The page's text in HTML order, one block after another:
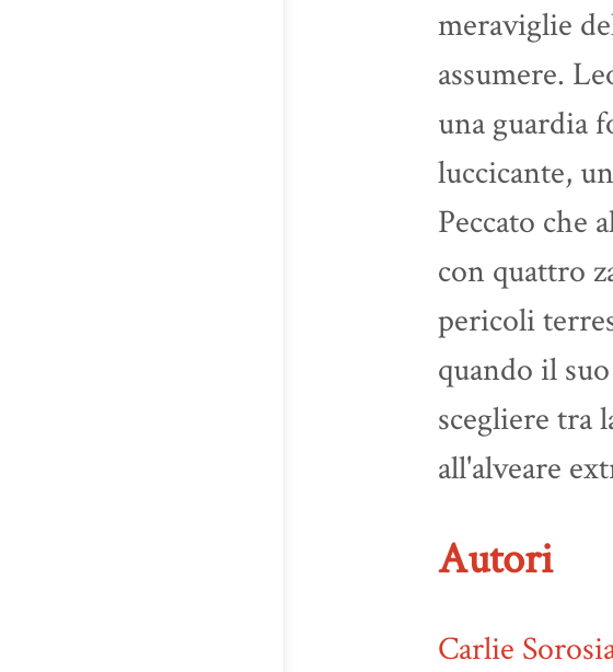
meraviglie
assumere.
una guardia
luccicante,
Peccato che
con quattro
pericoli
quando il
scegliere tra
all'alveare
Autori
Carlie